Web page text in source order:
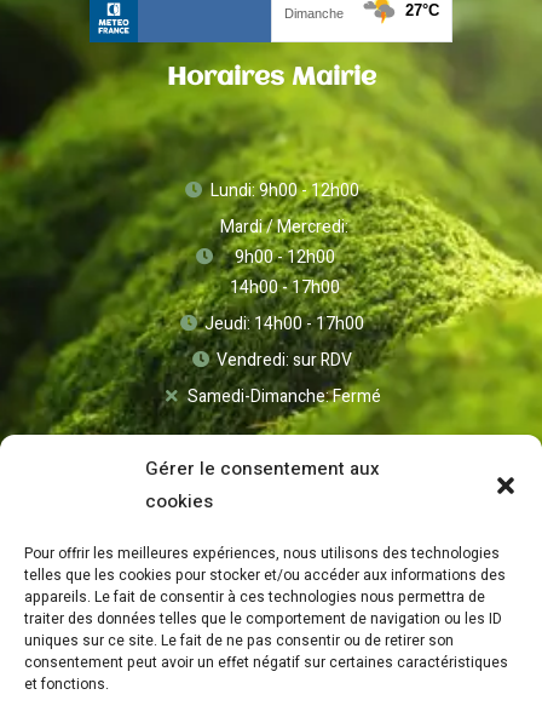
Gérer le consentement aux
cookies
Pour offrir les meilleures expériences, nous utilisons des technologies
telles que les cookies pour stocker et/ou accéder aux informations des
appareils. Le fait de consentir à ces technologies nous permettra de
traiter des données telles que le comportement de navigation ou les ID
uniques sur ce site. Le fait de ne pas consentir ou de retirer son
consentement peut avoir un effet négatif sur certaines caractéristiques
et fonctions.
Horaires Mairie
Lundi: 9h00 - 12h00
Mardi / Mercredi:
9h00 - 12h00
14h00 - 17h00
Jeudi: 14h00 - 17h00
Vendredi: sur RDV
Samedi-Dimanche: Fermé